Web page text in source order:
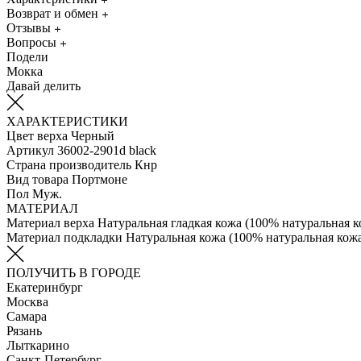
Возврат и обмен
Отзывы
Вопросы
Подели
Мокка
Давай делить
ХАРАКТЕРИСТИКИ
Цвет верха Черный
Артикул 36002-2901d black
Страна производитель Кнр
Вид товара Портмоне
Пол Муж.
МАТЕРИАЛ
Материал верха Натуральная гладкая кожа (100% натуральная
Материал подкладки Натуральная кожа (100% натуральная
ПОЛУЧИТЬ В ГОРОДЕ
Екатеринбург
Москва
Самара
Рязань
Лыткарино